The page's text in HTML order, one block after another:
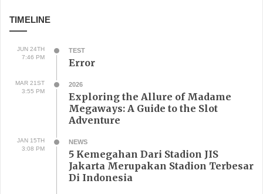
TIMELINE
JUN 24TH
7:46 PM
TEST
Error
MAR 21ST
3:55 PM
2026
Exploring the Allure of Madame
Megaways: A Guide to the Slot
Adventure
JAN 15TH
3:08 PM
NEWS
5 Kemegahan Dari Stadion JIS
Jakarta Merupakan Stadion Terbesar
Di Indonesia